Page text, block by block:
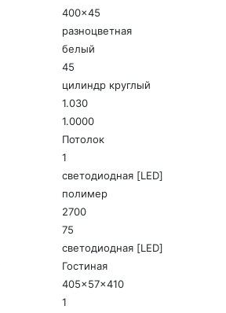
400x45
разноцветная
белый
45
цилиндр круглый
1.030
1.0000
Потолок
1
светодиодная [LED]
полимер
2700
75
светодиодная [LED]
Гостиная
405x57x410
1